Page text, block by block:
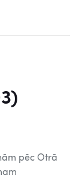
pēc Otrā